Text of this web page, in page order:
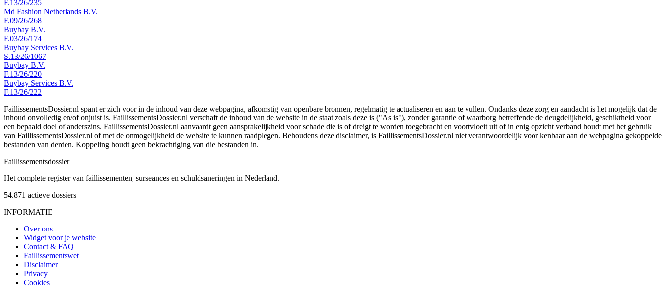
F.13/26/235
Md Fashion Netherlands B.V.
F.09/26/268
Buybay B.V.
F.03/26/174
Buybay Services B.V.
S.13/26/1067
Buybay B.V.
F.13/26/220
Buybay Services B.V.
F.13/26/222
FaillissementsDossier.nl spant er zich voor in de inhoud van deze webpagina, afkomstig van openbare bronnen, regelmatig te actualiseren en aan te vullen. Ondanks deze zorg en aandacht is het mogelijk dat de
inhoud onvolledig en/of onjuist is. FaillissementsDossier.nl verschaft de inhoud van de website in de staat zoals deze is ("As is"), zonder garantie of waarborg betreffende de deugdelijkheid, geschiktheid voor
een bepaald doel of anderszins. FaillissementsDossier.nl aanvaardt geen aansprakelijkheid voor schade die is of dreigt te worden toegebracht en voortvloeit uit of in enig opzicht verband houdt met het gebruik
van FaillissementsDossier.nl of met de onmogelijkheid de website te kunnen raadplegen. Behoudens deze disclaimer, is FaillissementsDossier.nl niet verantwoordelijk voor kenbaar aan de webpagina gekoppelde
bestanden van derden. Koppeling houdt geen bekrachtiging van die bestanden in.
Faillissementsdossier
Het complete register van faillissementen, surseances en schuldsaneringen in Nederland.
54.871 actieve dossiers
INFORMATIE
Over ons
Widget voor je website
Contact & FAQ
Faillissementswet
Disclaimer
Privacy
Cookies